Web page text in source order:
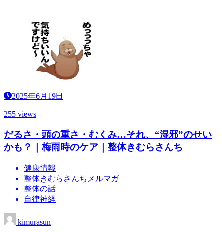
2025年6月19日
255 views
だるさ・頭の重さ・むくみ…それ、“湿邪”のせい
かも？｜梅雨時のケア｜整体きむらさんち
健康情報
整体きむらさんちメルマガ
整体の話
自律神経
kimurasun